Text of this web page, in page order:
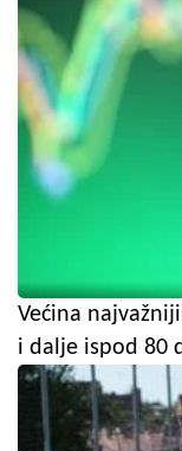
Većina
i dalje ispod 80